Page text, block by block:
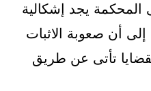
يجد إشكالية
أن صعوبة الاثبات
تأتى عن طريق